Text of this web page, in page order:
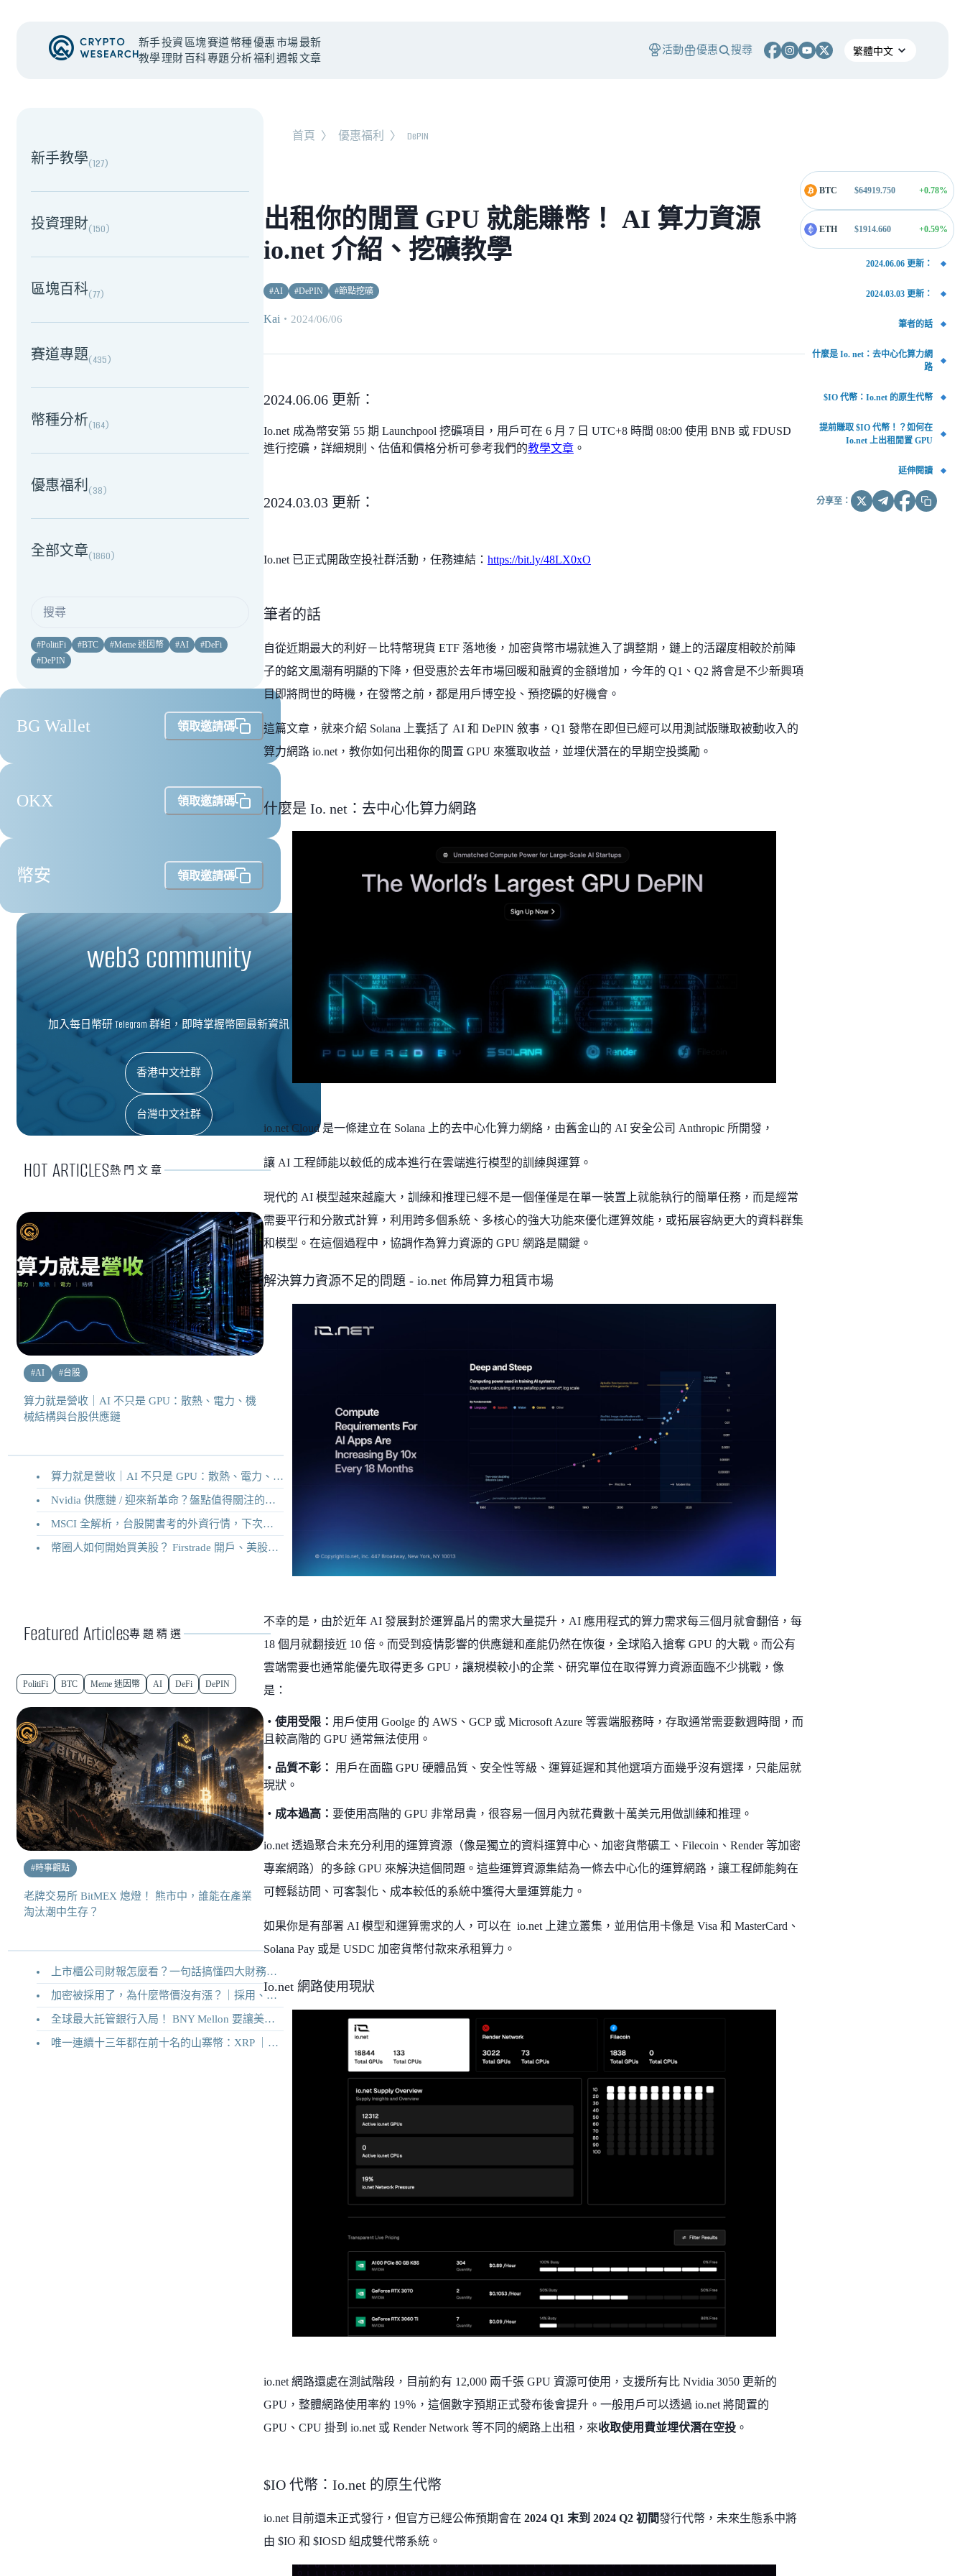
新手
教學
投資
理財
區塊
百科
賽道
專題
幣種
分析
優惠
福利
市場
週報
最新
文章
活動 優惠 搜尋
NEW EVENT
新手教學(127)
投資理財(150)
區塊百科(77)
賽道專題(435)
幣種分析(164)
優惠福利(38)
全部文章(1860)
#PolitiFi #BTC #Meme 迷因幣 #AI #DeFi
#DePIN
BG Wallet 領取邀請碼
OKX 領取邀請碼
幣安 領取邀請碼
web3 community
加入每日幣研 Telegram 群組，即時掌握幣圈最新資訊
香港中文社群
台灣中文社群
HOT ARTICLES熱門文章
#AI #台股
算力就是營收｜AI 不只是 GPU：散熱、電力、機
械結構與台股供應鏈
算力就是營收｜AI 不只是 GPU：散熱、電力、機械結構與台股供應鏈
Nvidia 供應鏈 / 迎來新革命？盤點值得關注的二十家供應鏈企業
MSCI 全解析，台股開書考的外資行情，下次調整你準備好了嗎？
幣圈人如何開始買美股？ Firstrade 開戶、美股交易機制完整教學
Featured Articles專題精選
PolitiFi BTC Meme 迷因幣 AI DeFi DePIN
#時事觀點
老牌交易所 BitMEX 熄燈！ 熊市中，誰能在產業
淘汰潮中生存？
上市櫃公司財報怎麼看？一句話搞懂四大財務報表
加密被採用了，為什麼幣價沒有漲？｜採用、收入與代幣價值捕獲
全球最大託管銀行入局！ BNY Mellon 要讓美債交易 24/7 不打烊
唯一連續十三年都在前十名的山寨幣：XRP ｜Ripple 2026 介紹
首頁 〉 優惠福利 〉 DePIN
出租你的閒置 GPU 就能賺幣！ AI 算力資源
io.net 介紹、挖礦教學
#AI #DePIN #節點挖礦
Kai ・ 2024/06/06
2024.06.06 更新：
Io.net 成為幣安第 55 期 Launchpool 挖礦項目，用戶可在 6 月 7 日 UTC+8 時間 08:00 使用 BNB 或 FDUSD
進行挖礦，詳細規則、估值和價格分析可參考我們的教學文章 。
2024.03.03 更新：
Io.net 已正式開啟空投社群活動，任務連結： https://bit.ly/48LX0xO
筆者的話
自從近期最大的利好－比特幣現貨 ETF 落地後，加密貨幣市場就進入了調整期，鏈上的活躍度相較於前陣
子的銘文風潮有明顯的下降，但受惠於去年市場回暖和融資的金額增加，今年的 Q1、Q2 將會是不少新興項
目即將問世的時機，在發幣之前，都是用戶博空投、預挖礦的好機會。
這篇文章，就來介紹 Solana 上囊括了 AI 和 DePIN 敘事，Q1 發幣在即但已經可以用測試版賺取被動收入的
算力網路 io.net，教你如何出租你的閒置 GPU 來獲取收益，並埋伏潛在的早期空投獎勵。
什麼是 Io. net：去中心化算力網路
io.net Cloud 是一條建立在 Solana 上的去中心化算力網絡，由舊金山的 AI 安全公司 Anthropic 所開發，
讓 AI 工程師能以較低的成本進行在雲端進行模型的訓練與運算。
現代的 AI 模型越來越龐大，訓練和推理已經不是一個僅僅是在單一裝置上就能執行的簡單任務，而是經常
需要平行和分散式計算，利用跨多個系統、多核心的強大功能來優化運算效能，或拓展容納更大的資料群集
和模型。在這個過程中，協調作為算力資源的 GPU 網路是關鍵。
解決算力資源不足的問題 - io.net 佈局算力租賃市場
不幸的是，由於近年 AI 發展對於運算晶片的需求大量提升，AI 應用程式的算力需求每三個月就會翻倍，每
18 個月就翻接近 10 倍。而受到疫情影響的供應鏈和產能仍然在恢復，全球陷入搶奪 GPU 的大戰。而公有
雲端需要也通常能優先取得更多 GPU，讓規模較小的企業、研究單位在取得算力資源面臨不少挑戰，像
是：
・使用受限： 用戶使用 Goolge 的 AWS、GCP 或 Microsoft Azure 等雲端服務時，存取通常需要數週時間，而
且較高階的 GPU 通常無法使用。
・品質不彰： 用戶在面臨 GPU 硬體品質、安全性等級、運算延遲和其他選項方面幾乎沒有選擇，只能屈就
現狀。
・成本過高： 要使用高階的 GPU 非常昂貴，很容易一個月內就花費數十萬美元用做訓練和推理。
io.net 透過聚合未充分利用的運算資源（像是獨立的資料運算中心、加密貨幣礦工、Filecoin、Render 等加密
專案網路）的多餘 GPU 來解決這個問題。這些運算資源集結為一條去中心化的運算網路，讓工程師能夠在
可輕鬆訪問、可客製化、成本較低的系統中獲得大量運算能力。
如果你是有部署 AI 模型和運算需求的人，可以在 io.net 上建立叢集，並用信用卡像是 Visa 和 MasterCard、
Solana Pay 或是 USDC 加密貨幣付款來承租算力。
Io.net 網路使用現狀
io.net 網路還處在測試階段，目前約有 12,000 兩千張 GPU 資源可使用，支援所有比 Nvidia 3050 更新的
GPU，整體網路使用率約 19％，這個數字預期正式發布後會提升。一般用戶可以透過 io.net 將閒置的
GPU、CPU 掛到 io.net 或 Render Network 等不同的網路上出租，來收取使用費並埋伏潛在空投 。
$IO 代幣：Io.net 的原生代幣
io.net 目前還未正式發行，但官方已經公佈預期會在 2024 Q1 末到 2024 Q2 初間發行代幣，未來生態系中將
由 $IO 和 $IOSD 組成雙代幣系統。
BTC $64919.750 +0.78%
ETH $1914.660 +0.59%
2024.06.06 更新：
2024.03.03 更新：
筆者的話
什麼是 Io. net：去中心化算力網
路
$IO 代幣：Io.net 的原生代幣
提前賺取 $IO 代幣！？如何在
Io.net 上出租閒置 GPU
延伸閱讀
分享至：